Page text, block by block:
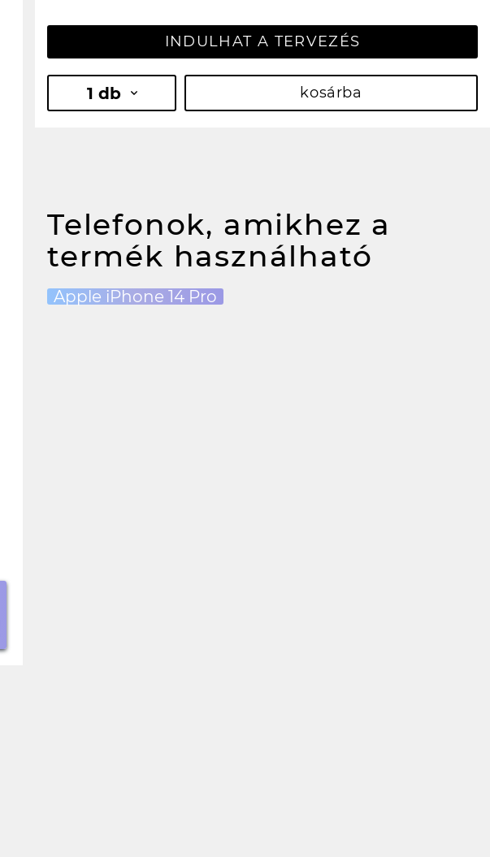
INDULHAT A TERVEZÉS
1 db kosárba
Telefonok, amikhez a
termék használható
Apple iPhone 14 Pro